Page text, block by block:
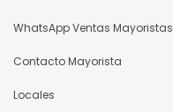
WhatsApp Ventas Mayoristas
Contacto Mayorista
Locales